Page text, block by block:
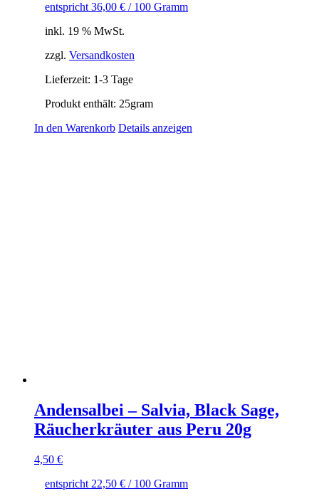
entspricht36,00 € / 100 Gramm
inkl. 19 % MwSt.
zzgl. Versandkosten
Lieferzeit: 1-3 Tage
Produkt enthält: 25gram
In den Warenkorb Details anzeigen
Andensalbei – Salvia, Black Sage,
Räucherkräuter aus Peru 20g
4,50 €
entspricht 22,50 € / 100 Gramm